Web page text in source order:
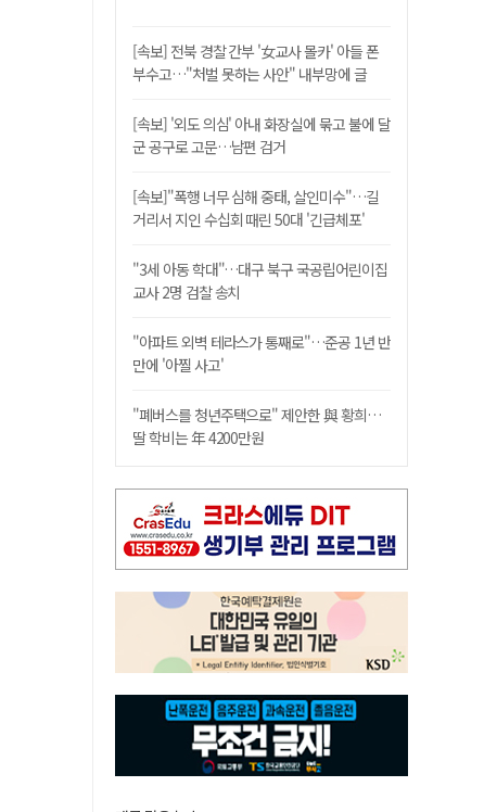
[속보] 전북 경찰 간부 '女교사 몰카' 아들 폰
부수고…"처벌 못하는 사안" 내부망에 글
[속보] '외도 의심' 아내 화장실에 묶고 불에 달
군 공구로 고문…남편 검거
[속보]"폭행 너무 심해 중태, 살인미수"…길
거리서 지인 수십회 때린 50대 '긴급체포'
"3세 아동 학대"…대구 북구 국공립어린이집
교사 2명 검찰 송치
"아파트 외벽 테라스가 통째로"…준공 1년 반
만에 '아찔 사고'
"폐버스를 청년주택으로" 제안한 與 황희…
딸 학비는 年 4200만원